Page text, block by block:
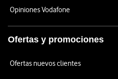
Opiniones Vodafone
Ofertas y promociones
Ofertas nuevos clientes